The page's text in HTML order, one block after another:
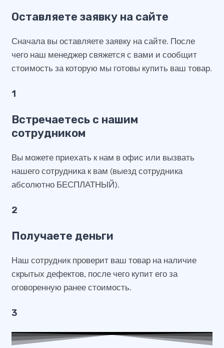
Оставляете заявку на сайте
Сначала вы оставляете заявку на сайте. После
чего наш менеджер свяжется с вами и сообщит
стоимость за которую мы готовы купить ваш товар.
1
Встречаетесь с нашим
сотрудником
Вы можете приехать к нам в офис или вызвать
нашего сотрудника к вам (выезд сотрудника
абсолютно БЕСПЛАТНЫЙ).
2
Получаете деньги
Наш сотрудник проверит ваш товар на наличие
скрытых дефектов, после чего купит его за
оговоренную ранее стоимость.
3